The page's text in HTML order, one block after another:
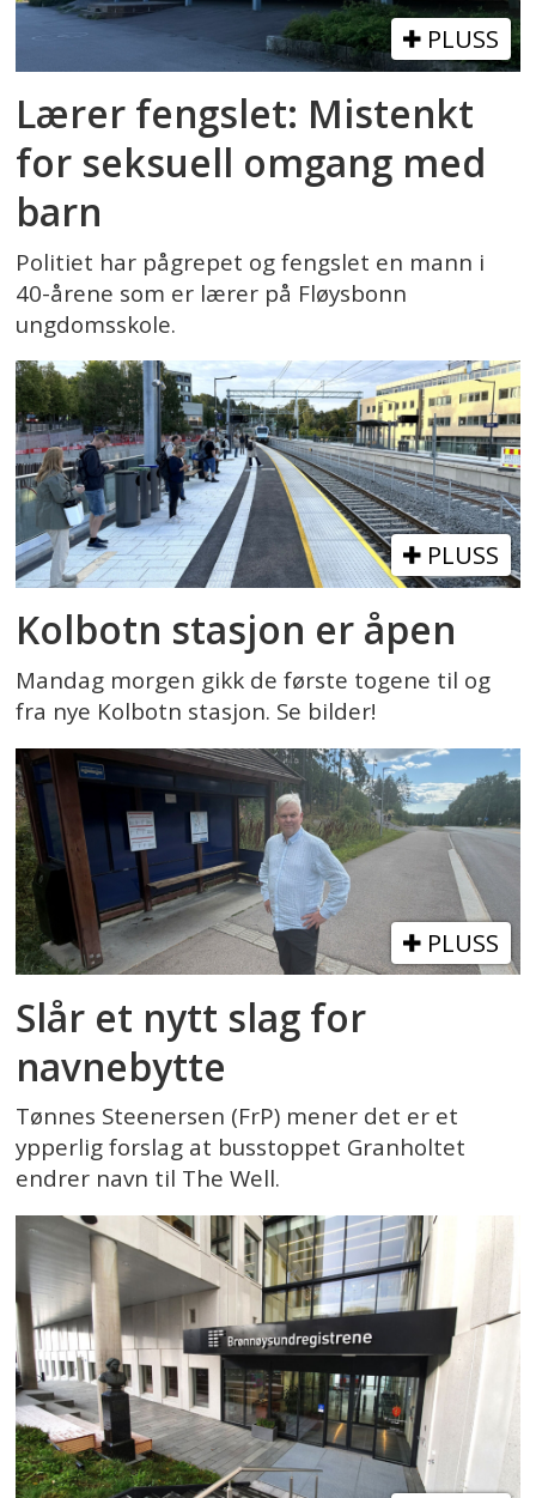
PLUSS
Lærer fengslet: Mistenkt
for seksuell omgang med
barn
Politiet har pågrepet og fengslet en mann i
40-årene som er lærer på Fløysbonn
ungdomsskole.
PLUSS
Kolbotn stasjon er åpen
Mandag morgen gikk de første togene til og
fra nye Kolbotn stasjon. Se bilder!
PLUSS
Slår et nytt slag for
navnebytte
Tønnes Steenersen (FrP) mener det er et
ypperlig forslag at busstoppet Granholtet
endrer navn til The Well.